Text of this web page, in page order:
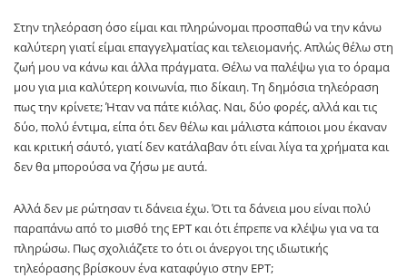
Στην τηλεόραση όσο είμαι και πληρώνομαι προσπαθώ να την κάνω
καλύτερη γιατί είμαι επαγγελματίας και τελειομανής. Απλώς θέλω στη
ζωή μου να κάνω και άλλα πράγματα. Θέλω να παλέψω για το όραμα
μου για μια καλύτερη κοινωνία, πιο δίκαιη. Τη δημόσια τηλεόραση
πως την κρίνετε; Ήταν να πάτε κιόλας. Ναι, δύο φορές, αλλά και τις
δύο, πολύ έντιμα, είπα ότι δεν θέλω και μάλιστα κάποιοι μου έκαναν
και κριτική σ΄αυτό, γιατί δεν κατάλαβαν ότι είναι λίγα τα χρήματα και
δεν θα μπορούσα να ζήσω με αυτά.
Αλλά δεν με ρώτησαν τι δάνεια έχω. Ότι τα δάνεια μου είναι πολύ
παραπάνω από το μισθό της ΕΡΤ και ότι έπρεπε να κλέψω για να τα
πληρώσω. Πως σχολιάζετε το ότι οι άνεργοι της ιδιωτικής
τηλεόρασης βρίσκουν ένα καταφύγιο στην ΕΡΤ;